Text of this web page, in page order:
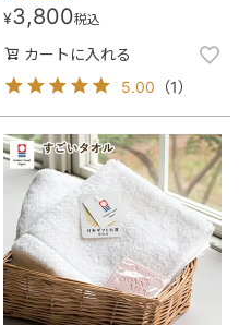
¥3,800税込
カートに入れる
5.00 （1）